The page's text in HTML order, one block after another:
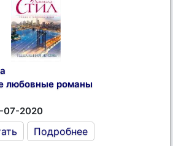
любовные романы
07-2020
Подробнее